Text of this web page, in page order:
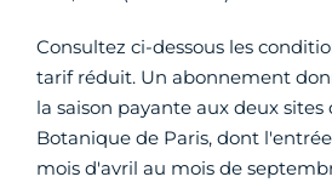
Consultez ci-dessous les
tarif réduit. Un abonnement
la saison payante aux deux sites
Botanique de Paris, dont
mois d'avril au mois de